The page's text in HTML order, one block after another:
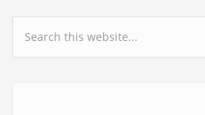
Search form